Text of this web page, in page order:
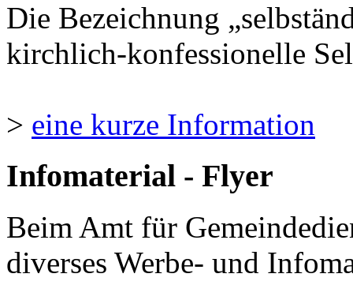
Die Bezeichnung
kirchlich-konfessionelle
> eine kurze Information
Infomaterial - Flyer
Beim Amt für
diverses Werbe- und